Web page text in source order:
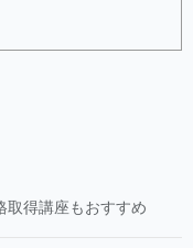
取得講座もおすすめ